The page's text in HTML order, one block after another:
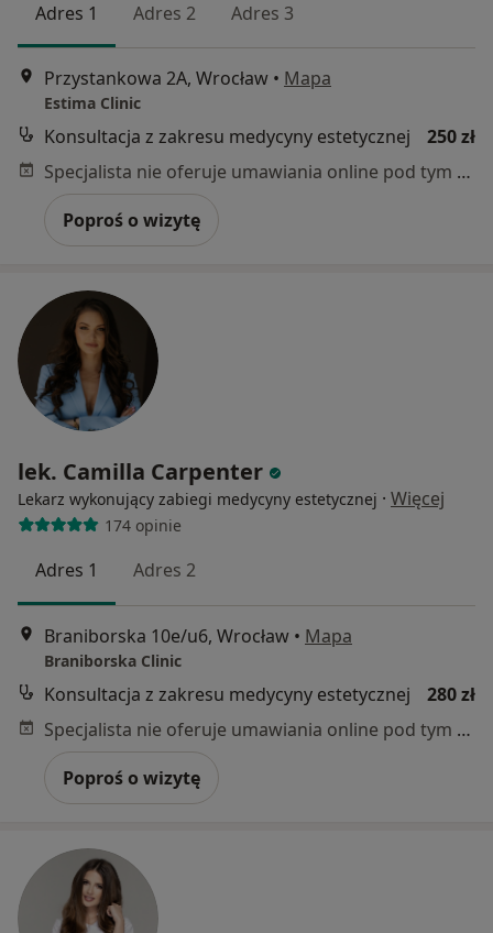
Adres 1 Adres 2 Adres 3
Przystankowa 2A, Wrocław • Mapa
Estima Clinic
Konsultacja z zakresu medycyny estetycznej
250 zł
Specjalista nie oferuje umawiania online pod tym adresem.
Poproś o wizytę
lek. Camilla Carpenter
Lekarz wykonujący zabiegi medycyny estetycznej · Więcej
174 opinie
Adres 1 Adres 2
Braniborska 10e/u6, Wrocław • Mapa
Braniborska Clinic
Konsultacja z zakresu medycyny estetycznej
280 zł
Specjalista nie oferuje umawiania online pod tym adresem.
Poproś o wizytę